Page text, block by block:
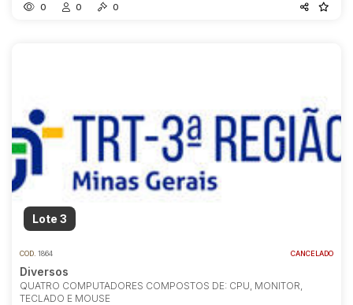
0 0 0
Lote 3
COD. 1864 CANCELADO
Diversos
QUATRO COMPUTADORES COMPOSTOS DE: CPU, MONITOR,
TECLADO E MOUSE